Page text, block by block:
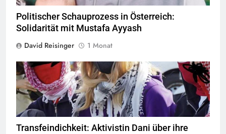
Politischer Schauprozess in Österreich:
Solidarität mit Mustafa Ayyash
David Reisinger
1 Monat
© privat alle Rechte vorbehalten
Transfeindichkeit: Aktivistin Dani über ihre